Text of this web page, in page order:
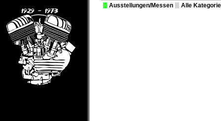
Ausstellungen/Messen Alle